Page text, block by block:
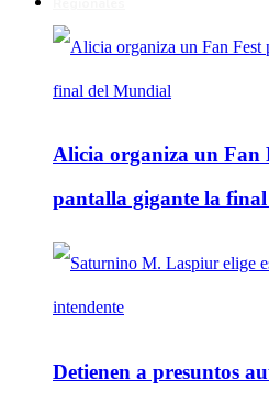
Alicia organiza un Fan
pantalla gigante la
Detienen a presuntos